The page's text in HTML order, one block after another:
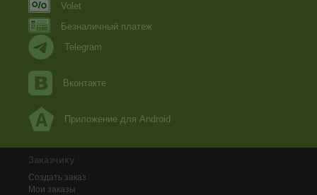
Volet
Безналичный платеж
Telegram
Вконтакте
Приложение для Android
Заказчику
Создать заказ
Мои заказы